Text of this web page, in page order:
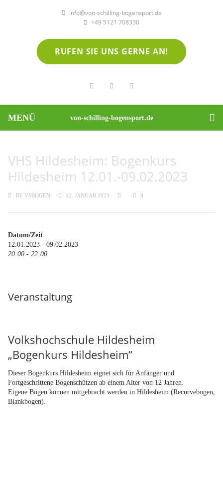
info@von-schilling-bogensport.de
+49 5121 708330
RUFEN SIE UNS GERNE AN!
MENÜ von-schilling-bogensport.de
VHS Hildesheim: Bogenkurs
Hildesheim 12.01.-09.02.2023
BY VSBOGEN 12. JANUAR 2023 0
Datum/Zeit
12.01.2023 - 09.02.2023
20:00 - 22:00
Veranstaltung
Volkshochschule Hildesheim
„Bogenkurs Hildesheim“
Dieser Bogenkurs Hildesheim eignet sich für Anfänger und
Fortgeschrittene Bogenschützen ab einem Alter von 12 Jahren.
Eigene Bögen können mitgebracht werden in Hildesheim (Recurvebogen,
Blankbogen).